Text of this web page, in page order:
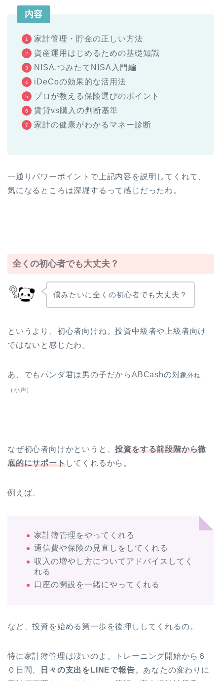
内容
家計管理・貯金の正しい方法
資産運用はじめるための基礎知識
NISA,つみたてNISA入門編
iDeCoの効果的な活用法
プロが教える保険選びのポイント
賃貸vs購入の判断基準
家計の健康がわかるマネー診断
一通りパワーポイントで上記内容を説明してくれて、
気になるところは深堀するって感じだったわ。
全くの初心者でも大丈夫？
僕みたいに全くの初心者でも大丈夫？
というより、初心者向けね。投資中級者や上級者向け
ではないと感じたわ。
あ、でもパンダ君は男の子だからABCashの対象外ね
（小声）
なぜ初心者向けかというと、投資をする前段階から徹
底的にサポートしてくれるから。
例えば、
家計簿管理をやってくれる
通信費や保険の見直しをしてくれる
収入の増やし方についてアドバイスしてく
れる
口座の開設を一緒にやってくれる
など、投資を始める第一歩を後押ししてくれるの。
特に家計簿管理は凄いのよ。トレーニング開始から６
０日間、
日々の支出をLINEで報告。あなたの変わりに